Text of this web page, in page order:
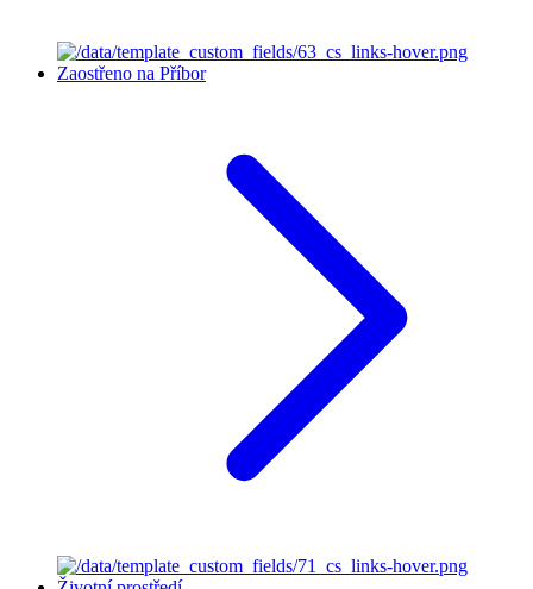
Zaostřeno na Příbor